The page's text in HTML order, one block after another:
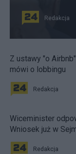
Redakcja
Z ustawy "o
mówi o lobbingu
Redakcja
Wiceminister
Wniosek już w
Redakcja